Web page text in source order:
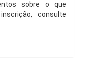
sobre o que
consulte